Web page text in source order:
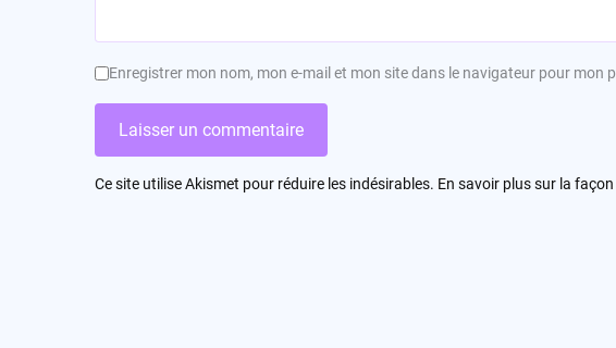
Enregistrer mon nom, mon e-mail et mon site dans le navigateur pour mon
Ce site utilise Akismet pour réduire les indésirables. En savoir plus sur la